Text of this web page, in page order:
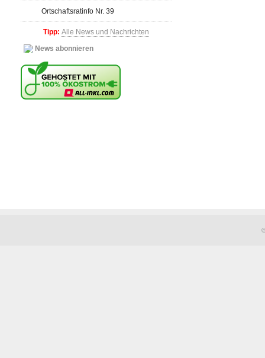
Ortschaftsratinfo Nr. 39
Tipp: Alle News und Nachrichten
News abonnieren